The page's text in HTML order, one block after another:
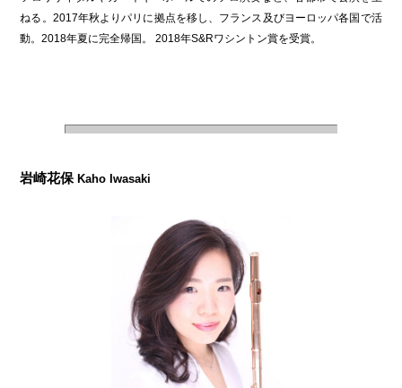
ねる。2017年秋よりパリに拠点を移し、フランス及びヨーロッパ各国で活
動。2018年夏に完全帰国。 2018年S&Rワシントン賞を受賞。
岩崎花保Kaho Iwasaki